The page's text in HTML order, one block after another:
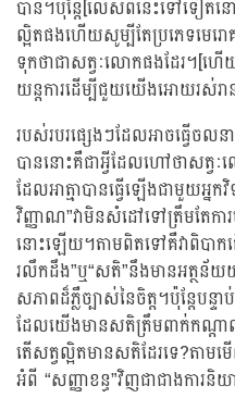
បាន។ប៉ុន្តែ[លើសពីនេះទៅទៀត
ល្អិតផងហើយសូម្បីតែប្រភេទមេរ
ទុកថាជាសត្វៈលោកផងដែរ។[ហើ
យន្តការដើម្បីជួយយើងអោយរស់រ
របស់របរផ្សេងៗដែលអាចធ្វើច
បាននោះគឺជាអ្វីដែលហៅថាសត្វ
ដែលអាត្មាបានធ្វើឡើងជាមួយអ្នក
វិញ្ញាណ”វាមិនសំដៅទៅត្រឹមតែ
នោះឡើយ។តាមពិតទៅគឺវាពិបាកធ្
រលឹកដឹង”ឬ“សតិ”នឹងមានអត្ថន័យយ៉
សភាពដ៏ភ្លឺច្បាស់នៃចិត្ត។ប៉ុន្តែបន្
ដែលយើងមានសតិត្រឹមពាក់កណ្
តើសត្វល្អិតមានសតិដែរទេ?តាម
អំពី “សញ្ញាខន្ធ”វិញជាជាងកា